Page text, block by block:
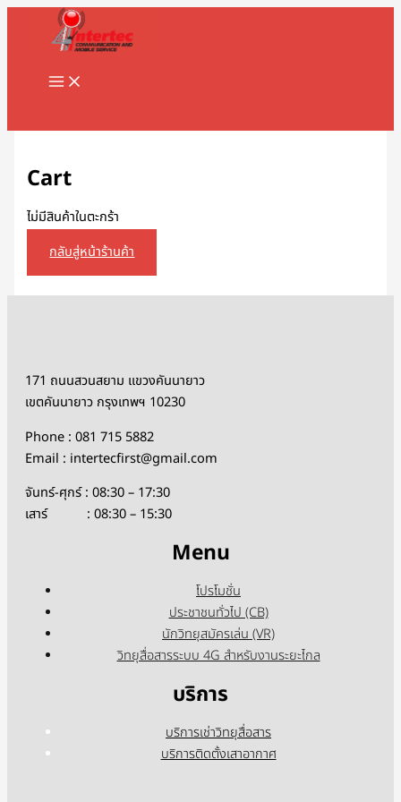
Skip
MAIN
MENU
Cart
ไม่มีสินค้าในตะกร้า
กลับสู่หน้าร้านค้า
171 ถนนสวนสยาม แขวงคันนายาว
เขตคันนายาว กรุงเทพฯ 10230
Phone : 081 715 5882
Email : intertecfirst@gmail.com
จันทร์-ศุกร์ : 08:30 – 17:30
เสาร์ : 08:30 – 15:30
Menu
โปรโมชั่น
ประชาชนทั่วไป (CB)
นักวิทยุสมัครเล่น (VR)
วิทยุสื่อสารระบบ 4G สำหรับงานระยะไกล
บริการ
บริการเช่าวิทยุสื่อสาร
บริการติดตั้งเสาอากาศ